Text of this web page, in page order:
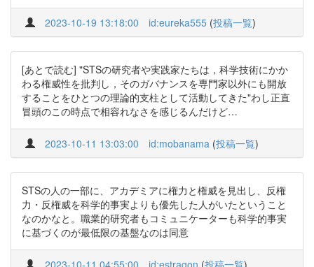
2023-10-19 13:18:00 id:eureka555 (投稿一覧)
[あとで読む] "STSの研究者や実践家たちは，科学技術にかか
わる権威性を批判し，そのガバナンスを専門家以外にも開放
することをひとつの理論的支柱として活動してきた"わし正直
冒頭のこの時点で相容れなさを感じるんだけど…
2023-10-11 13:03:00 id:mobanama (投稿一覧)
STSの人の一部に、アカデミアに権力と権威を見出し、反権
力・反権威を科学的事実よりも優先した人がいたということ
なのかなと。職業的研究者もコミュニケーターも科学的事実
に基づくのが最低限の基盤なのは同意
2023-10-11 04:55:00 id:estragon (投稿一覧)